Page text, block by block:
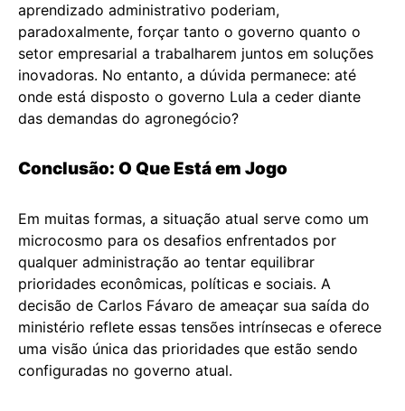
aprendizado administrativo poderiam,
paradoxalmente, forçar tanto o governo quanto o
setor empresarial a trabalharem juntos em soluções
inovadoras. No entanto, a dúvida permanece: até
onde está disposto o governo Lula a ceder diante
das demandas do agronegócio?
Conclusão: O Que Está em Jogo
Em muitas formas, a situação atual serve como um
microcosmo para os desafios enfrentados por
qualquer administração ao tentar equilibrar
prioridades econômicas, políticas e sociais. A
decisão de Carlos Fávaro de ameaçar sua saída do
ministério reflete essas tensões intrínsecas e oferece
uma visão única das prioridades que estão sendo
configuradas no governo atual.